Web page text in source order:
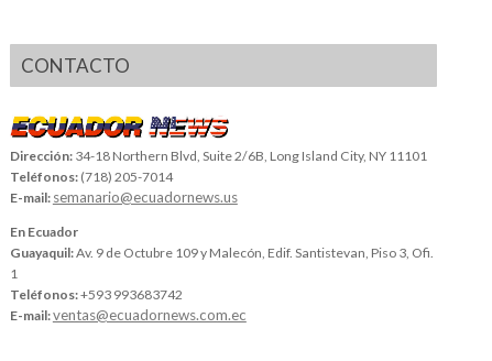
CONTACTO
Dirección: 34-18 Northern Blvd, Suite 2/6B, Long Island City, NY 11101
Teléfonos: (718) 205-7014
E-mail: semanario@ecuadornews.us
En Ecuador
Guayaquil:Av. 9 de Octubre 109 y Malecón, Edif. Santistevan, Piso 3, Ofi.
1
Teléfonos:+593 993683742
E-mail:ventas@ecuadornews.com.ec